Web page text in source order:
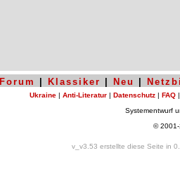
Forum Klassiker Neu
Ukraine | Anti-Literatur | Datenschutz | FAQ
Systementwurf
©
v_v3.53 erstellte diese Seite in